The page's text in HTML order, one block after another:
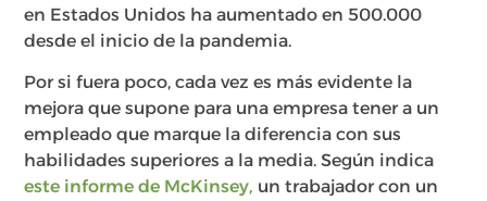
en Estados Unidos ha aumentado en 500.000
desde el inicio de la pandemia.
Por si fuera poco, cada vez es más evidente la
mejora que supone para una empresa tener a un
empleado que marque la diferencia con sus
habilidades superiores a la media. Según indica
este informe de McKinsey, un trabajador con un